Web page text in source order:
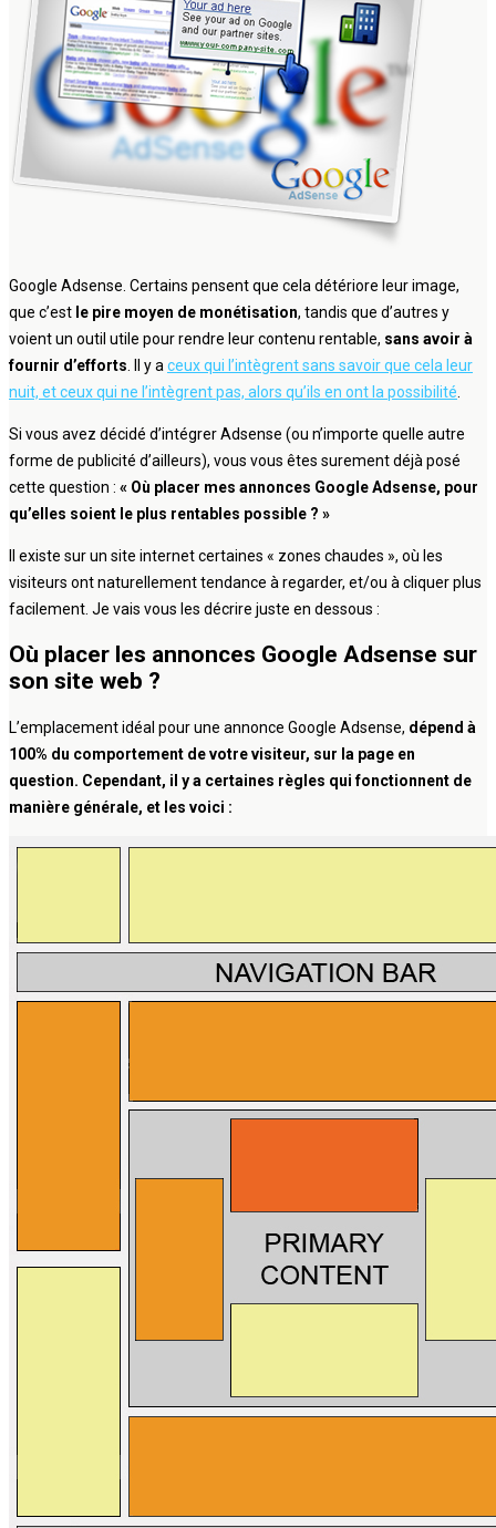
Google Adsense. Certains pensent que cela détériore leur image,
que c’est le pire moyen de monétisation, tandis que d’autres y
voient un outil utile pour rendre leur contenu rentable, sans avoir à
fournir d’efforts . Il y a ceux qui l’intègrent sans savoir que cela leur
nuit, et ceux qui ne l’intègrent pas, alors qu’ils en ont la possibilité
Si vous avez décidé d’intégrer Adsense (ou n’importe quelle autre
forme de publicité d’ailleurs), vous vous êtes surement déjà posé
cette question : « Où placer mes annonces Google Adsense, pour
qu’elles soient le plus rentables possible ? »
Il existe sur un site internet certaines « zones chaudes », où les
visiteurs ont naturellement tendance à regarder, et/ou à cliquer plus
facilement. Je vais vous les décrire juste en dessous :
Où placer les annonces Google Adsense sur
son site web ?
L’emplacement idéal pour une annonce Google Adsense, dépend à
100% du comportement de votre visiteur, sur la page en
question. Cependant, il y a certaines règles qui fonctionnent de
manière générale, et les voici :